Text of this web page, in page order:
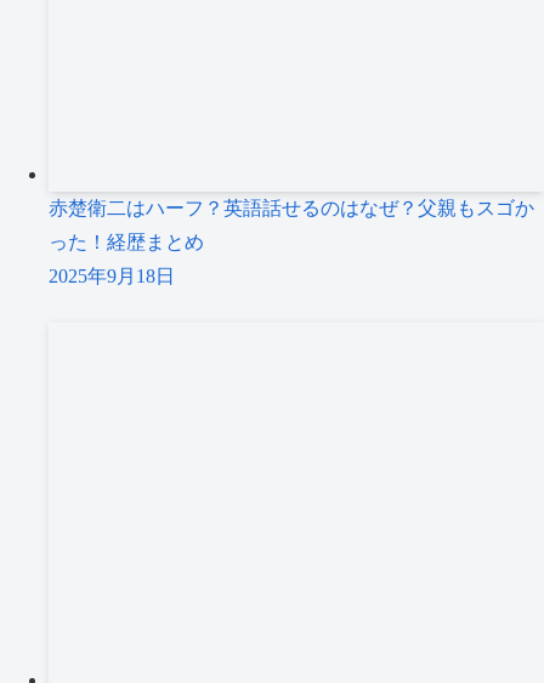
赤楚衛二はハーフ？英語話せるのはなぜ？父親もスゴか
った！経歴まとめ
2025年9月18日